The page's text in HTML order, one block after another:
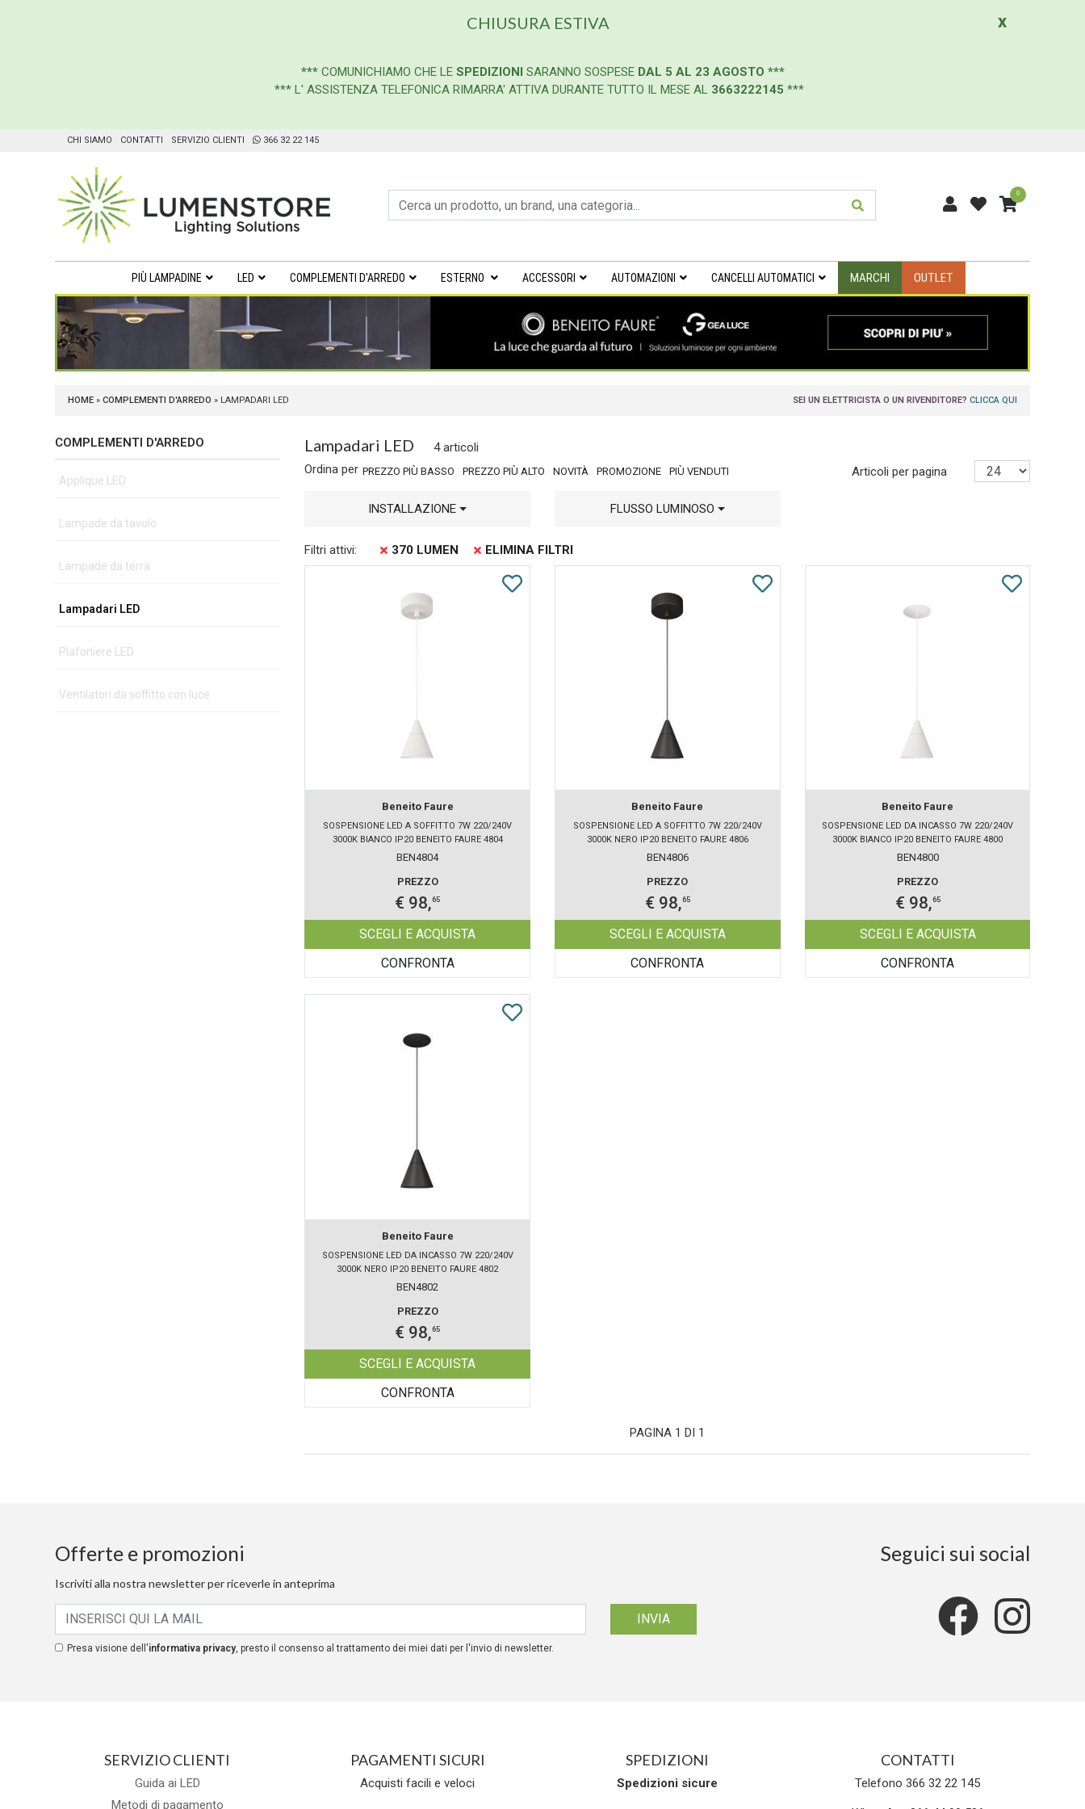
x
CHIUSURA ESTIVA
*** COMUNICHIAMO CHE LE SPEDIZIONI SARANNO SOSPESE DAL 5 AL 23 AGOSTO ***
*** L' ASSISTENZA TELEFONICA RIMARRA' ATTIVA DURANTE TUTTO IL MESE AL 3663222145 ***
CHI SIAMO CONTATTI SERVIZIO CLIENTI 366 32 22 145
0
PIÙ LAMPADINE LED COMPLEMENTI D'ARREDO ESTERNO ACCESSORI AUTOMAZIONI CANCELLI AUTOMATICI MARCHI OUTLET
HOME» COMPLEMENTI D'ARREDO » LAMPADARI LED SEI UN ELETTRICISTA O UN RIVENDITORE?CLICCA QUI
COMPLEMENTI D'ARREDO
Applique LED
Lampade da tavolo
Lampade da terra
Lampadari LED
Plafoniere LED
Ventilatori da soffitto con luce
Lampadari LED
4 articoli
Ordina per PREZZO PIÙ BASSO PREZZO PIÙ ALTO NOVITÀ PROMOZIONE PIÙ VENDUTI Articoli per pagina
INSTALLAZIONE FLUSSO LUMINOSO
Filtri attivi: 370 LUMEN ELIMINA FILTRI
Beneito Faure
SOSPENSIONE LED A SOFFITTO 7W 220/240V
3000K BIANCO IP20 BENEITO FAURE 4804
BEN4804
PREZZO
€ 98,65
SCEGLI E ACQUISTA
CONFRONTA
Beneito Faure
SOSPENSIONE LED A SOFFITTO 7W 220/240V
3000K NERO IP20 BENEITO FAURE 4806
BEN4806
PREZZO
€ 98,65
SCEGLI E ACQUISTA
CONFRONTA
Beneito Faure
SOSPENSIONE LED DA INCASSO 7W 220/240V
3000K BIANCO IP20 BENEITO FAURE 4800
BEN4800
PREZZO
€ 98,65
SCEGLI E ACQUISTA
CONFRONTA
Beneito Faure
SOSPENSIONE LED DA INCASSO 7W 220/240V
3000K NERO IP20 BENEITO FAURE 4802
BEN4802
PREZZO
€ 98,65
SCEGLI E ACQUISTA
CONFRONTA
PAGINA 1 DI 1
Offerte e promozioni
Iscriviti alla nostra newsletter per riceverle in anteprima
Presa visione dell'informativa privacy, presto il consenso al trattamento dei miei dati per l'invio di newsletter.
Seguici sui social
SERVIZIO CLIENTI
Guida ai LED
Metodi di pagamento
PAGAMENTI SICURI
Acquisti facili e veloci
SPEDIZIONI
Spedizioni sicure
CONTATTI
Telefono 366 32 22 145